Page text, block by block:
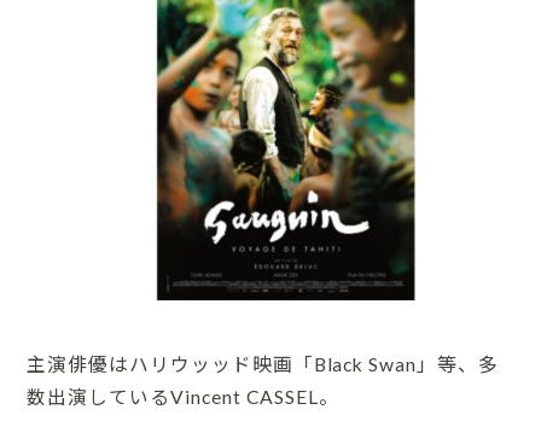
主演俳優はハリウッッド映画「Black Swan」等、多
数出演しているVincent CASSEL。